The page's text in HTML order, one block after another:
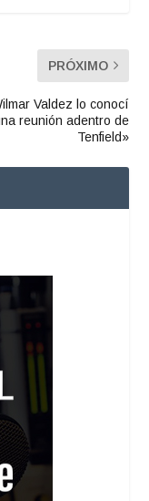
PRÓXIMO
Valdez lo conocí
reunión adentro de
Tenfield»